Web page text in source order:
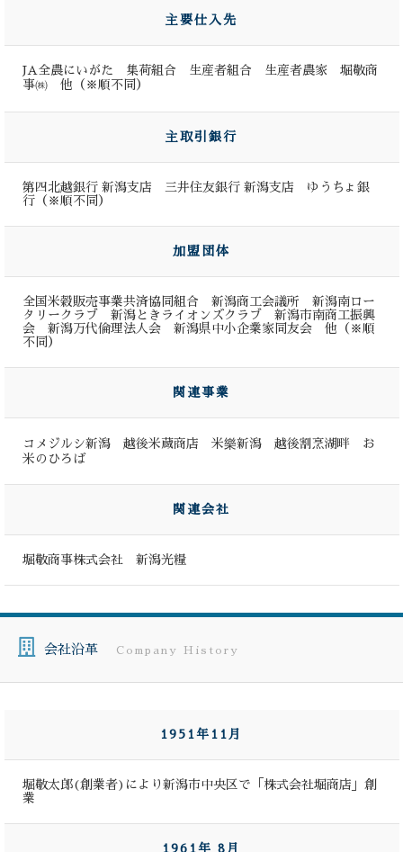
主要仕入先
JA全農にいがた 集荷組合 生産者組合 生産者農家 堀敬商
事㈱ 他（※順不同）
主取引銀行
第四北越銀行 新潟支店 三井住友銀行 新潟支店 ゆうちょ銀
行（※順不同）
加盟団体
全国米穀販売事業共済協同組合 新潟商工会議所 新潟南ロー
タリークラブ 新潟ときライオンズクラブ 新潟市南商工振興
会 新潟万代倫理法人会 新潟県中小企業家同友会 他（※順
不同）
関連事業
コメジルシ新潟 越後米蔵商店 米樂新潟 越後割烹湖畔 お
米のひろば
関連会社
堀敬商事株式会社 新潟光糧
会社沿革 Company History
1951年11月
堀敬太郎(創業者)により新潟市中央区で「株式会社堀商店」創
業
1961年 8月